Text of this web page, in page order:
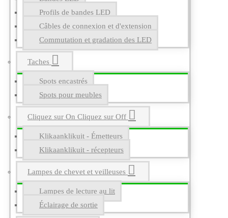
Profils de bandes LED
Câbles de connexion et d'extension
Commutation et gradation des LED
Taches
Spots encastrés
Spots pour meubles
Cliquez sur On Cliquez sur Off
Klikaanklikuit - Émetteurs
Klikaanklikuit - récepteurs
Lampes de chevet et veilleuses
Lampes de lecture au lit
Éclairage de sortie